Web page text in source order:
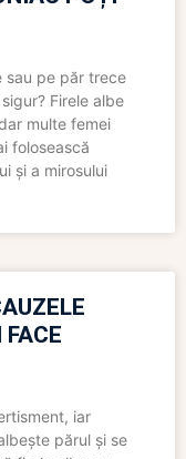
sau pe păr trece
Firele albe
multe femei
folosească
și a mirosului
iar
părul și se